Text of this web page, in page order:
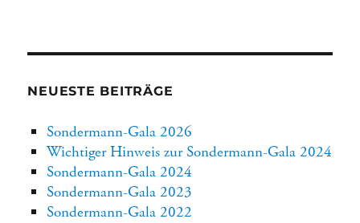
NEUESTE BEITRÄGE
Sondermann-Gala 2026
Wichtiger Hinweis zur Sondermann-Gala 2024
Sondermann-Gala 2024
Sondermann-Gala 2023
Sondermann-Gala 2022